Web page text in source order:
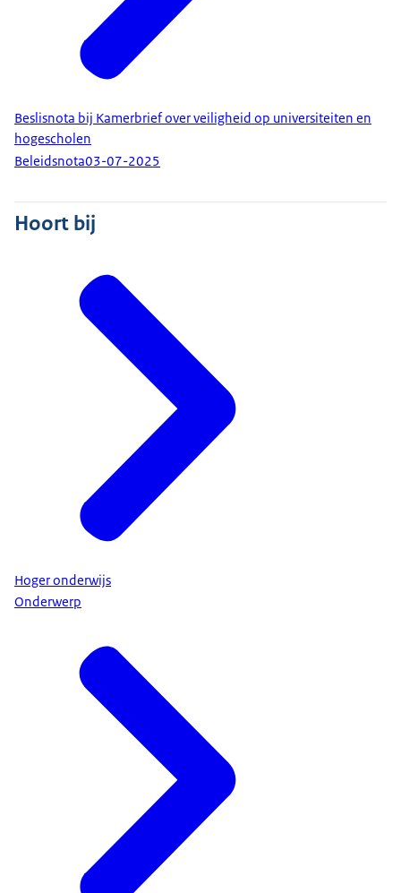
Beslisnota bij Kamerbrief over veiligheid op universiteiten en
hogescholen
Beleidsnota03-07-2025
Hoort bij
Hoger onderwijs
Onderwerp